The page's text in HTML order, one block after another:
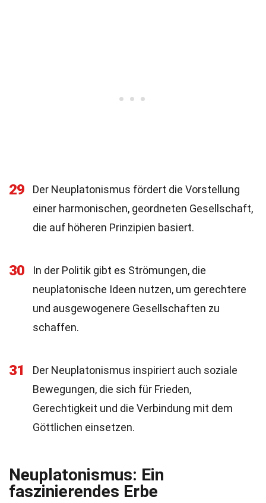
29
Der Neuplatonismus fördert die Vorstellung
einer harmonischen, geordneten Gesellschaft,
die auf höheren Prinzipien basiert.
30
In der Politik gibt es Strömungen, die
neuplatonische Ideen nutzen, um gerechtere
und ausgewogenere Gesellschaften zu
schaffen.
31
Der Neuplatonismus inspiriert auch soziale
Bewegungen, die sich für Frieden,
Gerechtigkeit und die Verbindung mit dem
Göttlichen einsetzen.
Neuplatonismus: Ein
faszinierendes Erbe